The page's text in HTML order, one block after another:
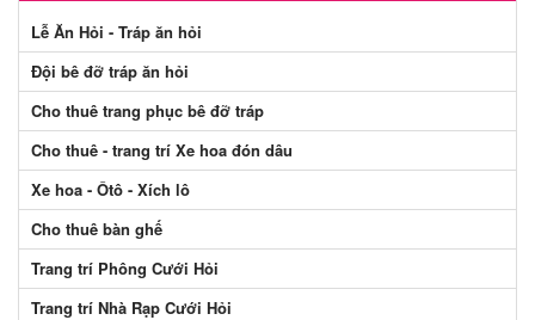
Lễ Ăn Hỏi - Tráp ăn hỏi
Đội bê đỡ tráp ăn hỏi
Cho thuê trang phục bê đỡ tráp
Cho thuê - trang trí Xe hoa đón dâu
Xe hoa - Ôtô - Xích lô
Cho thuê bàn ghế
Trang trí Phông Cưới Hỏi
Trang trí Nhà Rạp Cưới Hỏi